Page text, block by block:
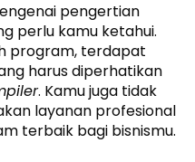
pengertian
perlu kamu ketahui.
program, terdapat
harus diperhatikan
. Kamu juga tidak
layanan profesional
terbaik bagi bisnismu.